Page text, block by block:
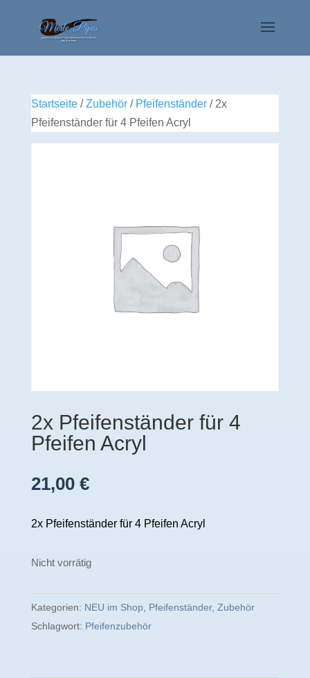
Startseite/Zubehör/ Pfeifenständer/ 2x
Pfeifenständer für 4 Pfeifen Acryl
2x Pfeifenständer für 4
Pfeifen Acryl
21,00 €
2x Pfeifenständer für 4 Pfeifen Acryl
Nicht vorrätig
Kategorien: NEU im Shop, Pfeifenständer, Zubehör
Schlagwort: Pfeifenzubehör